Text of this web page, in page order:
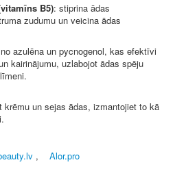
B5): stiprina ādas
zudumu un veicina ādas
azulēna un pycnogenol, kas efektīvi
kairinājumu, uzlabojot ādas spēju
krēmu un sejas ādas, izmantojiet to kā
, Alor.pro